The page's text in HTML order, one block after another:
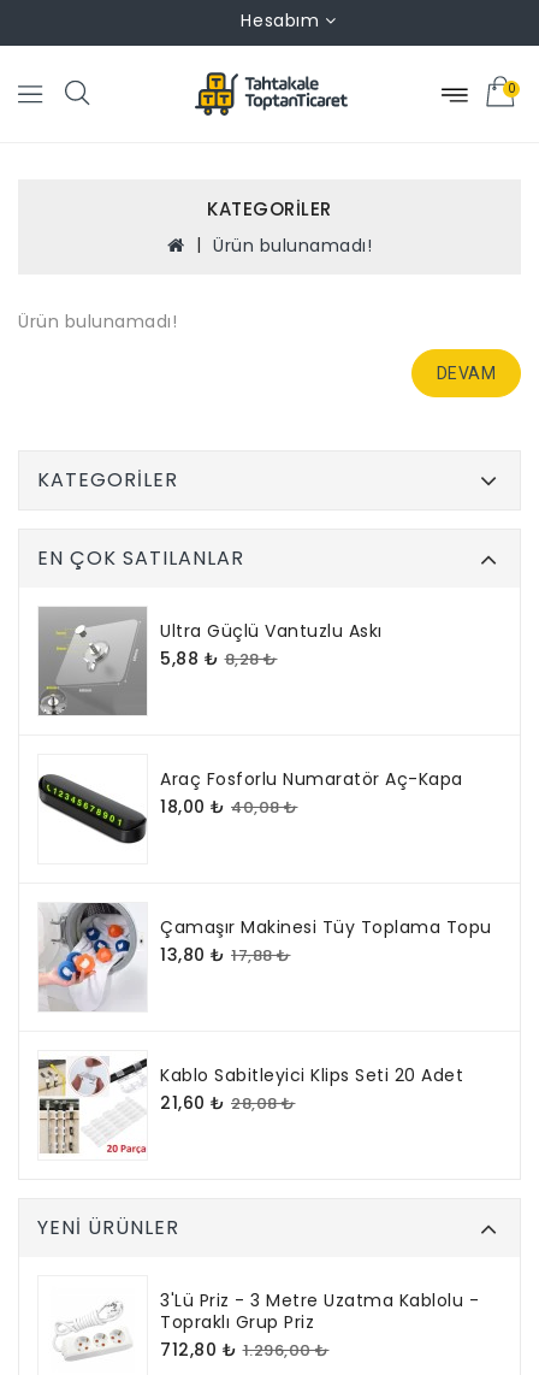
Hesabım
0
KATEGORILER
Ürün bulunamadı!
Ürün bulunamadı!
DEVAM
KATEGORILER
EN ÇOK SATILANLAR
Ultra Güçlü Vantuzlu Askı
5,88 ₺ 8,28 ₺
Araç Fosforlu Numaratör Aç-Kapa
18,00 ₺ 40,08 ₺
Çamaşır Makinesi Tüy Toplama Topu
13,80 ₺ 17,88 ₺
Kablo Sabitleyici Klips Seti 20 Adet
21,60 ₺ 28,08 ₺
YENI ÜRÜNLER
3'lü Priz - 3 Metre Uzatma Kablolu -
Topraklı Grup Priz
712,80 ₺ 1.296,00 ₺